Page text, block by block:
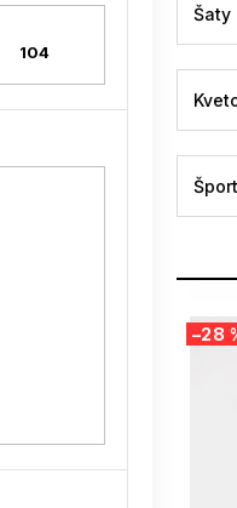
104
Šaty
V
ý–28